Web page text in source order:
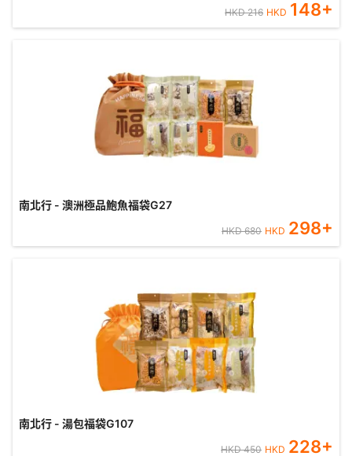
HKD216 HKD 148+
南北行 - 澳洲極品鮑魚福袋G27
HKD680 HKD 298+
南北行 - 湯包福袋G107
HKD450 HKD 228+